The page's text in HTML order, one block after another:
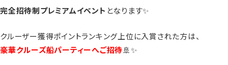
完全招待制プレミアムイベント となります✨
クルーザー獲得ポイントランキング上位に入賞された方は、
豪華クルーズ船パーティーへご招待🚢✨